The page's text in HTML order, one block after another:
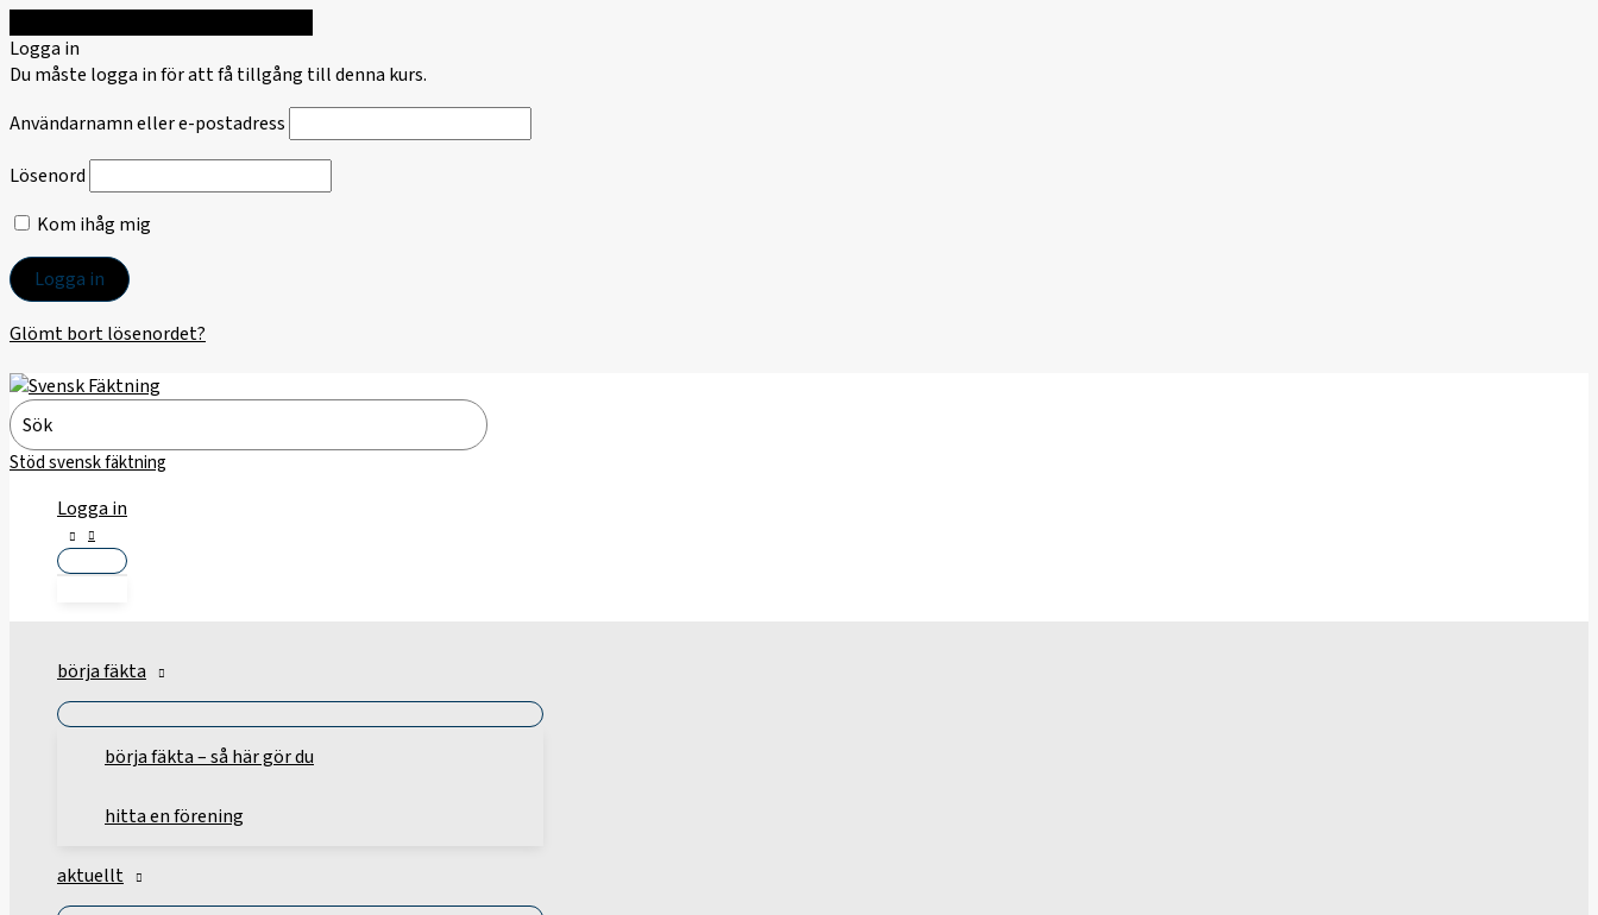
Logga in
Du måste logga in för att få tillgång till denna kurs.
Användarnamn eller e-postadress
Lösenord
Kom ihåg mig
Glömt bort lösenordet?
Hoppa
till
innehåll
Search
for:
Stöd svensk fäktning
Logga in
börja fäkta
börja fäkta – så här gör du
hitta en förening
aktuellt